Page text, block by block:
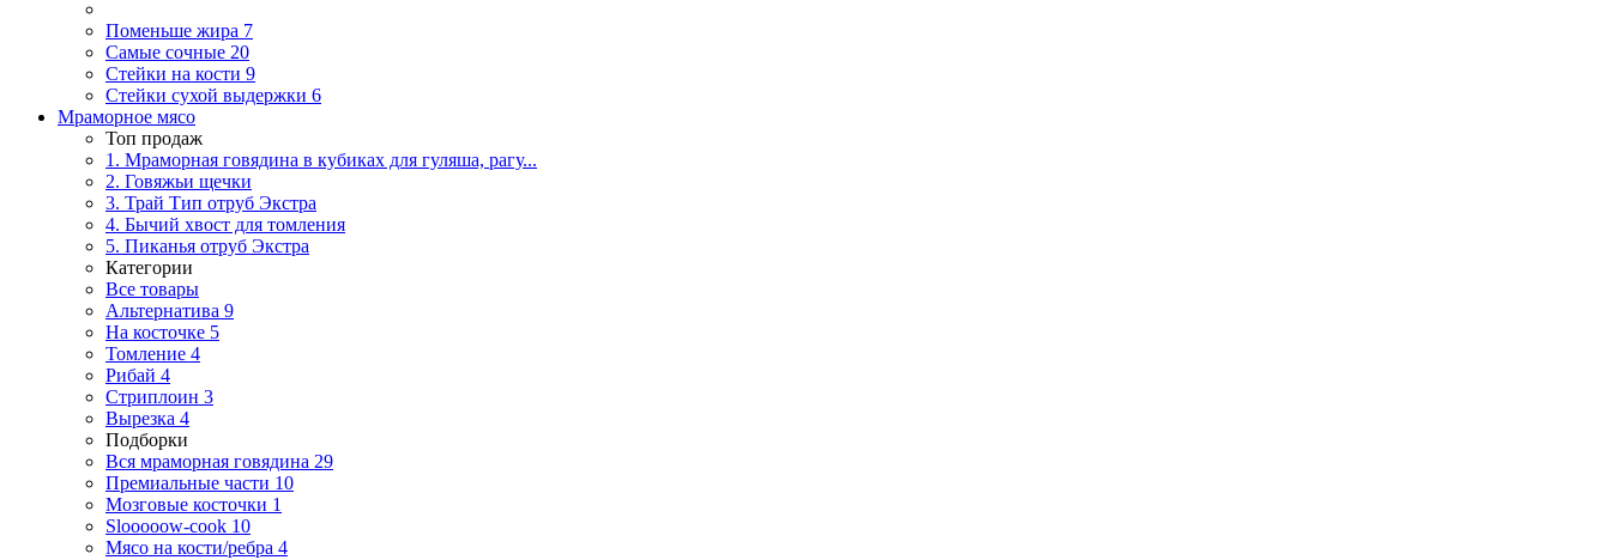
Поменьше жира 7
Самые сочные 20
Стейки на кости 9
Стейки сухой выдержки 6
Мраморное мясо
Топ продаж
1. Мраморная говядина в кубиках для гуляша, рагу...
2. Говяжьи щечки
3. Трай Тип отруб Экстра
4. Бычий хвост для томления
5. Пиканья отруб Экстра
Категории
Все товары
Альтернатива 9
На косточке 5
Томление 4
Рибай 4
Стриплоин 3
Вырезка 4
Подборки
Вся мраморная говядина 29
Премиальные части 10
Мозговые косточки 1
Slooooow-cook 10
Мясо на кости/ребра 4